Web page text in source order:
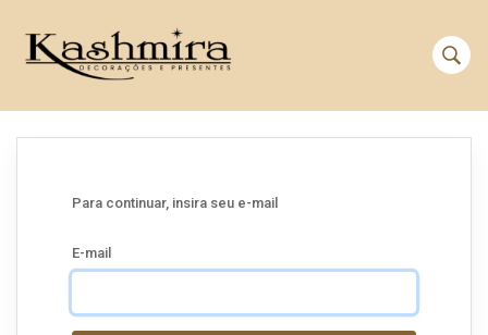
Para continuar, insira seu e-mail
E-mail